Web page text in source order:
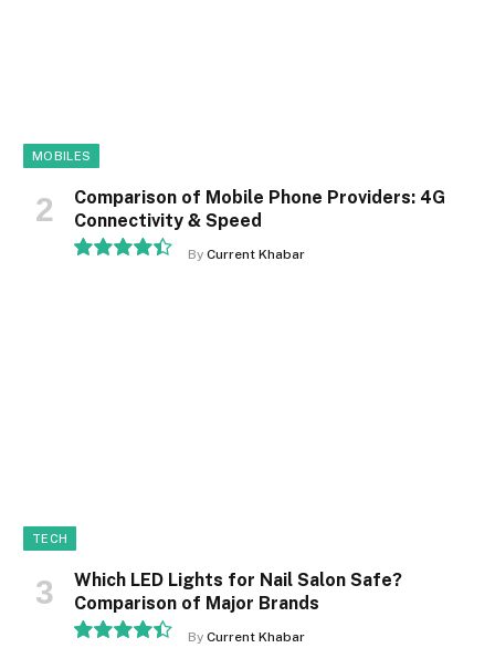
MOBILES
Comparison of Mobile Phone Providers: 4G
Connectivity & Speed
By Current Khabar
TECH
Which LED Lights for Nail Salon Safe?
Comparison of Major Brands
By Current Khabar